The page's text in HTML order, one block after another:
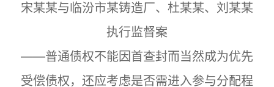
宋某某与临汾市某铸造厂、杜某某、刘某某
执行监督案
——普通债权不能因首查封而当然成为优先
受偿债权，还应考虑是否需进入参与分配程